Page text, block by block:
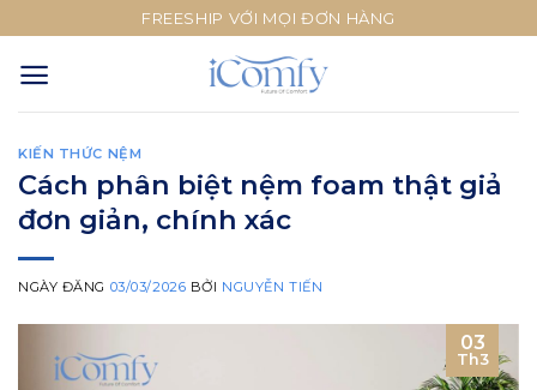
to
content
FREESHIP VỚI MỌI ĐƠN HÀNG
KIẾN THỨC NỆM
Cách phân biệt nệm foam thật giả
đơn giản, chính xác
NGÀY ĐĂNG 03/03/2026 BỞI NGUYỄN TIẾN
03
Th3